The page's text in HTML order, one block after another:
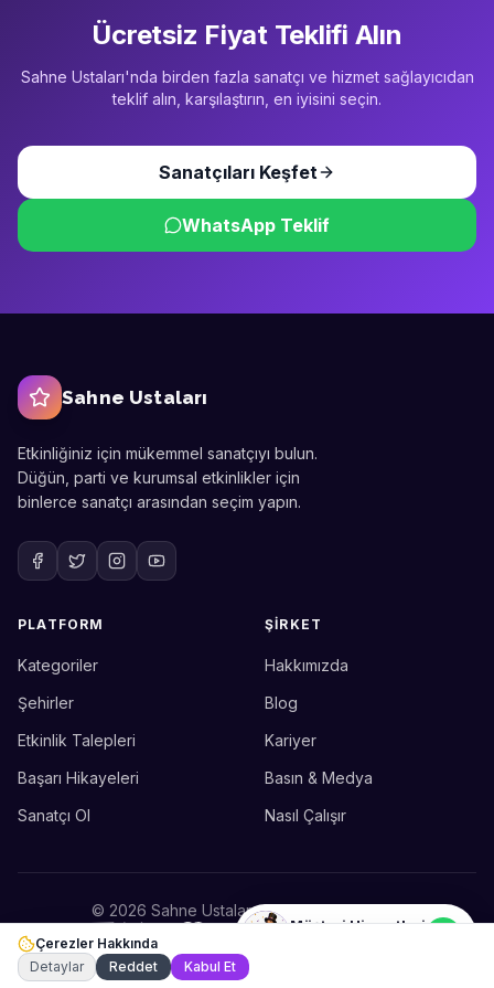
Ücretsiz Fiyat Teklifi Alın
Sahne Ustaları'nda birden fazla sanatçı ve hizmet sağlayıcıdan
teklif alın, karşılaştırın, en iyisini seçin.
Sanatçıları Keşfet
WhatsApp Teklif
Sahne Ustaları
Etkinliğiniz için mükemmel sanatçıyı bulun.
Düğün, parti ve kurumsal etkinlikler için
binlerce sanatçı arasından seçim yapın.
PLATFORM
Kategoriler
Şehirler
Etkinlik Talepleri
Başarı Hikayeleri
Sanatçı Ol
ŞIRKET
Hakkımızda
Blog
Kariyer
Basın & Medya
Nasıl Çalışır
© 2026 Sahne Ustaları. Tüm hakları saklıdır.
🛡️ETBİS'e KayıtlıdırGizlilik
Etkinlik uzmanınız
Merhaba! Size nasıl yardımcı
bize ulaşabilirsiniz.
Merhaba! Bilgi almak istiyorum.
Müşteri Hizmetleri
Çerezler Hakkında
Detaylar
Reddet Kabul Et